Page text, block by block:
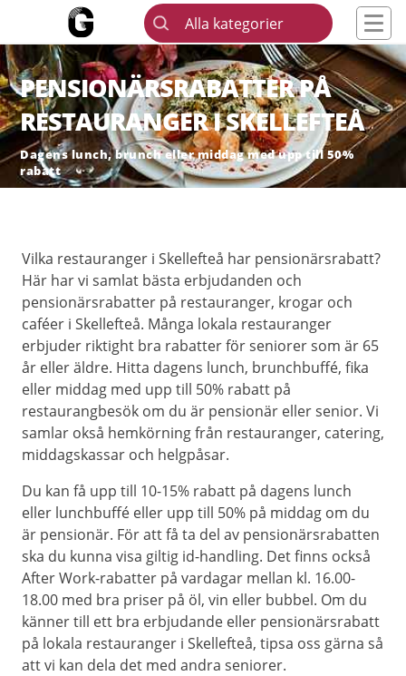
Alla kategorier
PENSIONÄRSRABATTER PÅ
RESTAURANGER I SKELLEFTEÅ
Dagens lunch, brunch eller middag med upp till 50%
rabatt
Vilka restauranger i Skellefteå har pensionärsrabatt?
Här har vi samlat bästa erbjudanden och
pensionärsrabatter på restauranger, krogar och
caféer i Skellefteå. Många lokala restauranger
erbjuder riktight bra rabatter för seniorer som är 65
år eller äldre. Hitta dagens lunch, brunchbuffé, fika
eller middag med upp till 50% rabatt på
restaurangbesök om du är pensionär eller senior. Vi
samlar okså hemkörning från restauranger, catering,
middagskassar och helgpåsar.
Du kan få upp till 10-15% rabatt på dagens lunch
eller lunchbuffé eller upp till 50% på middag om du
är pensionär. För att få ta del av pensionärsrabatten
ska du kunna visa giltig id-handling. Det finns också
After Work-rabatter på vardagar mellan kl. 16.00-
18.00 med bra priser på öl, vin eller bubbel. Om du
känner till ett bra erbjudande eller pensionärsrabatt
på lokala restauranger i Skellefteå, tipsa oss gärna så
att vi kan dela det med andra seniorer.